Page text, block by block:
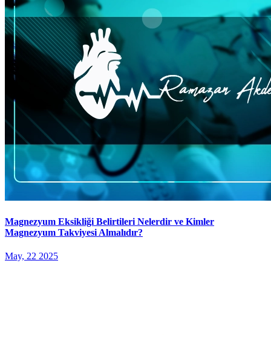
Magnezyum Eksikliği Belirtileri Nelerdir ve Kimler
Magnezyum Takviyesi Almalıdır?
May, 22 2025